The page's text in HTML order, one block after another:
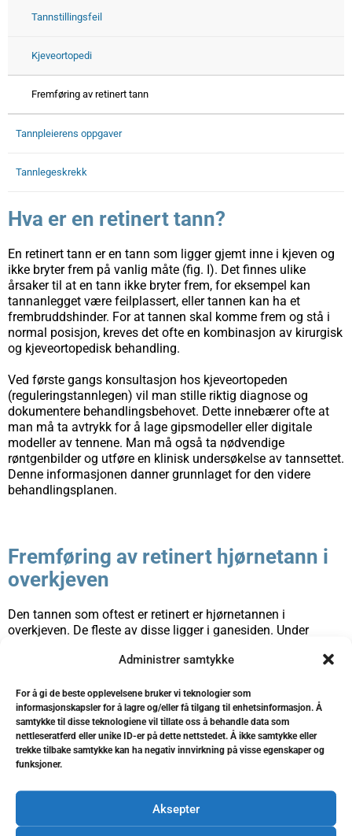
Administrer samtykke
For å gi de beste opplevelsene bruker vi teknologier som
informasjonskapsler for å lagre og/eller få tilgang til enhetsinformasjon. Å
samtykke til disse teknologiene vil tillate oss å behandle data som
nettleseratferd eller unike ID-er på dette nettstedet. Å ikke samtykke eller
trekke tilbake samtykke kan ha negativ innvirkning på visse egenskaper og
funksjoner.
Aksepter
Tannstillingsfeil
Kjeveortopedi
Fremføring av retinert tann
Tannpleierens oppgaver
Tannlegeskrekk
Hva er en retinert tann?
En retinert tann er en tann som ligger gjemt inne i kjeven og
ikke bryter frem på vanlig måte (fig. I). Det finnes ulike
årsaker til at en tann ikke bryter frem, for eksempel kan
tannanlegget være feilplassert, eller tannen kan ha et
frembruddshinder. For at tannen skal komme frem og stå i
normal posisjon, kreves det ofte en kombinasjon av kirurgisk
og kjeveortopedisk behandling.
Ved første gangs konsultasjon hos kjeveortopeden
(reguleringstannlegen) vil man stille riktig diagnose og
dokumentere behandlingsbehovet. Dette innebærer ofte at
man må ta avtrykk for å lage gipsmodeller eller digitale
modeller av tennene. Man må også ta nødvendige
røntgenbilder og utføre en klinisk undersøkelse av tannsettet.
Denne informasjonen danner grunnlaget for den videre
behandlingsplanen.
Fremføring av retinert hjørnetann i
overkjeven
Den tannen som oftest er retinert er hjørnetannen i
overkjeven. De fleste av disse ligger i ganesiden. Under
kan feste på den en liten metallkloss med et kjede. Ved hjelp
normal posisjon. Prosessen er tidkrevende og kan vare opptil
1.5 -2 år.
Retinert hjørnetann